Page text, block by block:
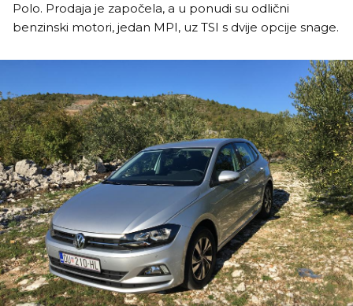
Polo. Prodaja je započela, a u ponudi su odlični
benzinski motori, jedan MPI, uz TSI s dvije opcije snage.